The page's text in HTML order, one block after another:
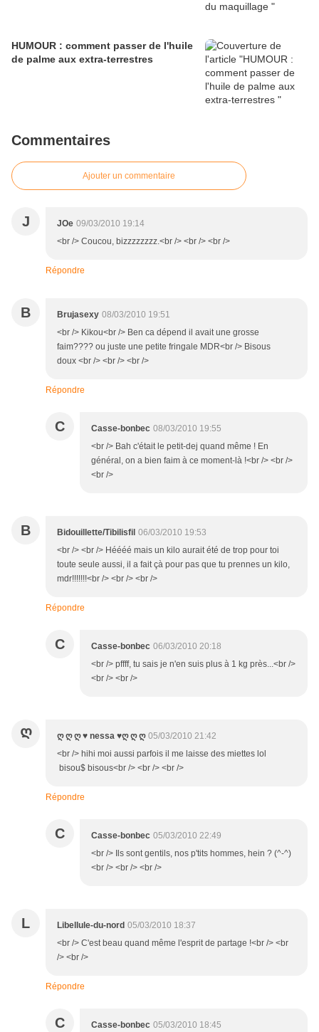
HUMOUR : comment passer de l'huile
de palme aux extra-terrestres
Commentaires
Ajouter un commentaire
J JOe 09/03/2010 19:14
<br /> Coucou, bizzzzzzzz.<br /> <br /> <br />
Répondre
B Brujasexy 08/03/2010 19:51
<br /> Kikou<br /> Ben ca dépend il avait une grosse
faim???? ou juste une petite fringale MDR<br /> Bisous
doux <br /> <br /> <br />
Répondre
C Casse-bonbec 08/03/2010 19:55
<br /> Bah c'était le petit-dej quand même ! En
général, on a bien faim à ce moment-là !<br /> <br />
<br />
B Bidouillette/Tibilisfil 06/03/2010 19:53
<br /> <br /> Héééé mais un kilo aurait été de trop pour toi
toute seule aussi, il a fait çà pour pas que tu prennes un kilo,
mdr!!!!!!!<br /> <br /> <br />
Répondre
C Casse-bonbec 06/03/2010 20:18
<br /> pffff, tu sais je n'en suis plus à 1 kg près...<br />
<br /> <br />
Ღ ღ ღ ღ ♥ nessa ♥ღ ღ ღ 05/03/2010 21:42
<br /> hihi moi aussi parfois il me laisse des miettes lol
bisou$ bisous<br /> <br /> <br />
Répondre
C Casse-bonbec 05/03/2010 22:49
<br /> Ils sont gentils, nos p'tits hommes, hein ? (^-^)
<br /> <br /> <br />
L Libellule-du-nord 05/03/2010 18:37
<br /> C'est beau quand même l'esprit de partage !<br /> <br
/> <br />
Répondre
C Casse-bonbec 05/03/2010 18:45